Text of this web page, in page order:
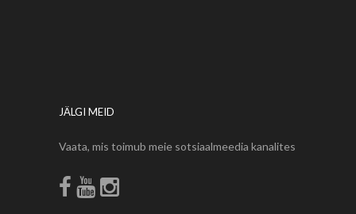
JÄLGI MEID
Vaata, mis toimub meie sotsiaalmeedia kanalites